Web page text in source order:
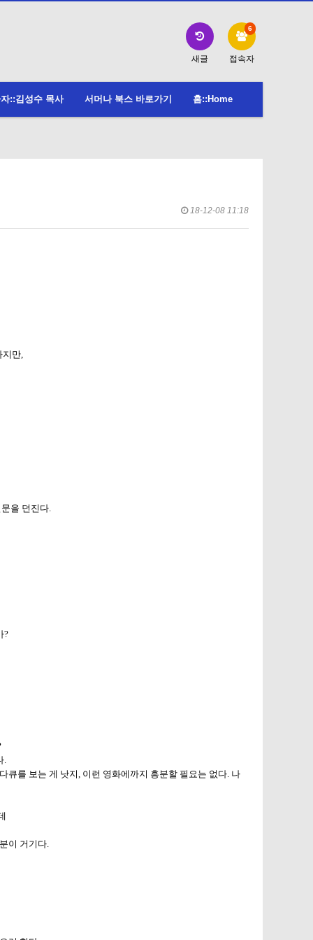
새글 접속자
6
::김성수 목사 서머나 북스 바로가기 홈::Home
18-12-08 11:18
지만,
을 던진다.
?
.
큐를 보는 게 낫지, 이런 영화에까지 흥분할 필요는 없다. 나
이 거기다.
not good people, but the faithful people.